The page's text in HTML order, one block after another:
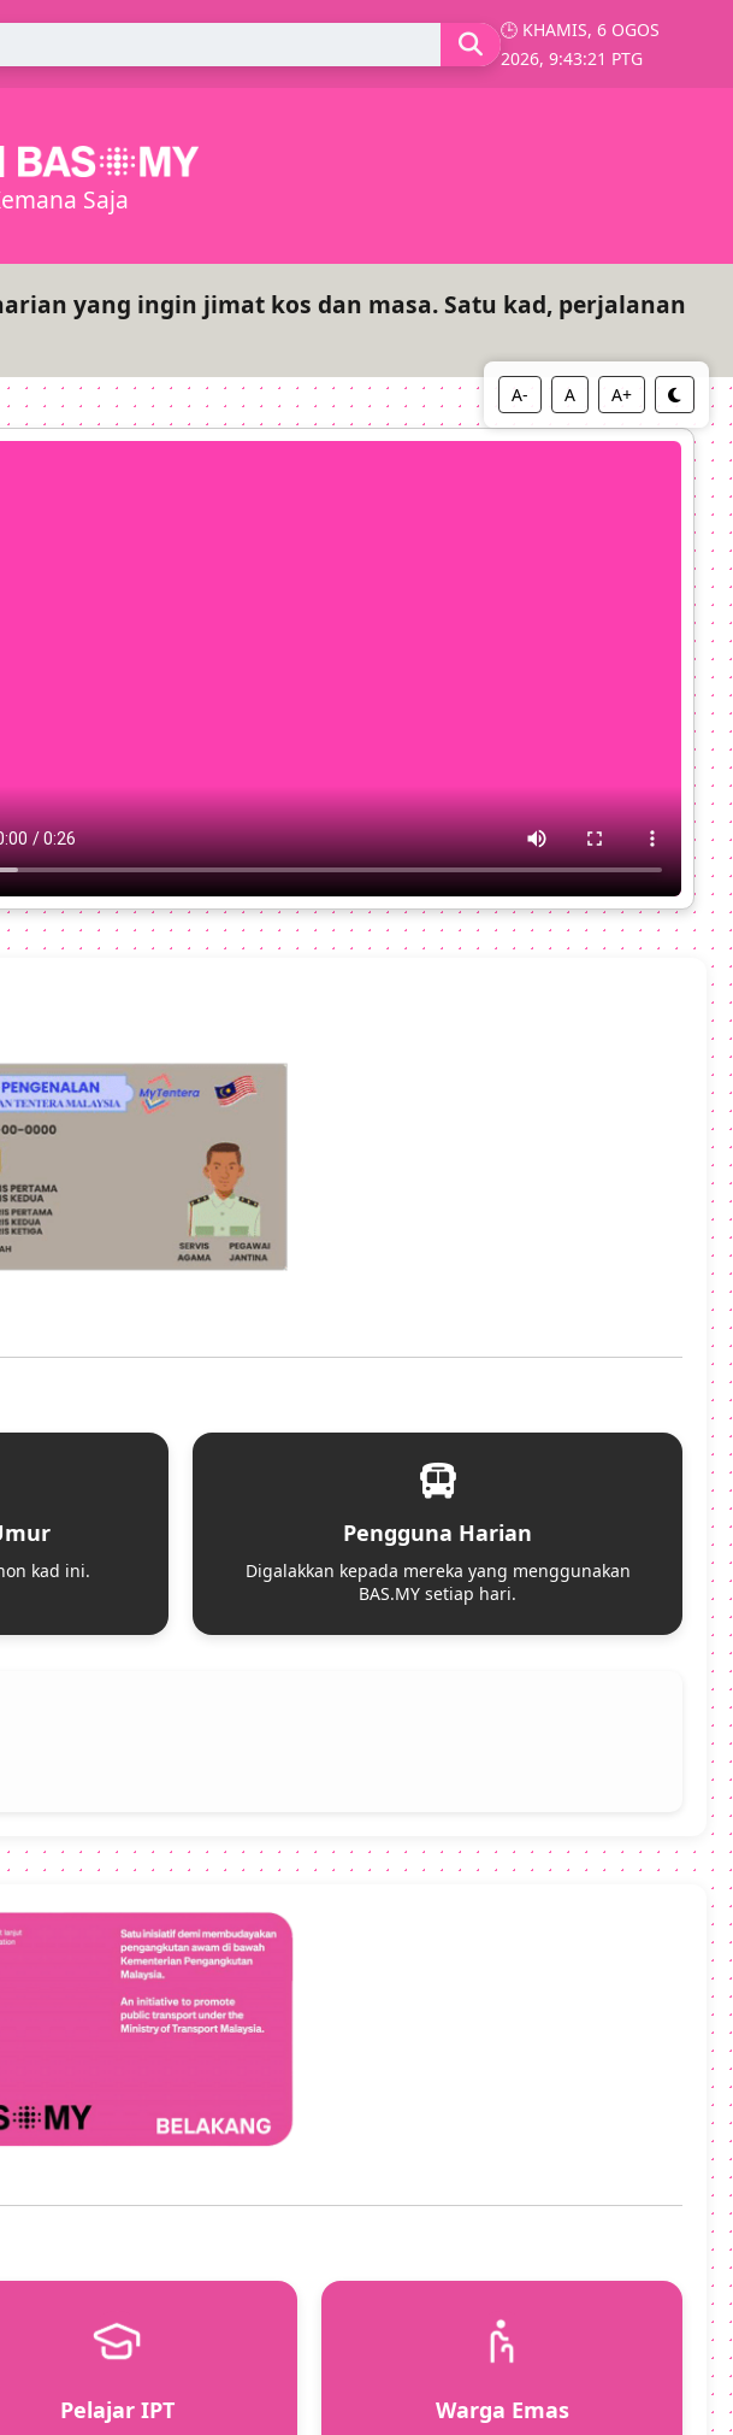
🕒 KHAMIS, 6 OGOS
2026, 9:43:22 PTG
Saja
yang ingin jimat kos dan masa. Satu kad, perjalanan
kad ini.
Pengguna Harian
Digalakkan kepada mereka yang menggunakan
BAS.MY setiap hari.
Pelajar IPT Warga Emas
A- A A+